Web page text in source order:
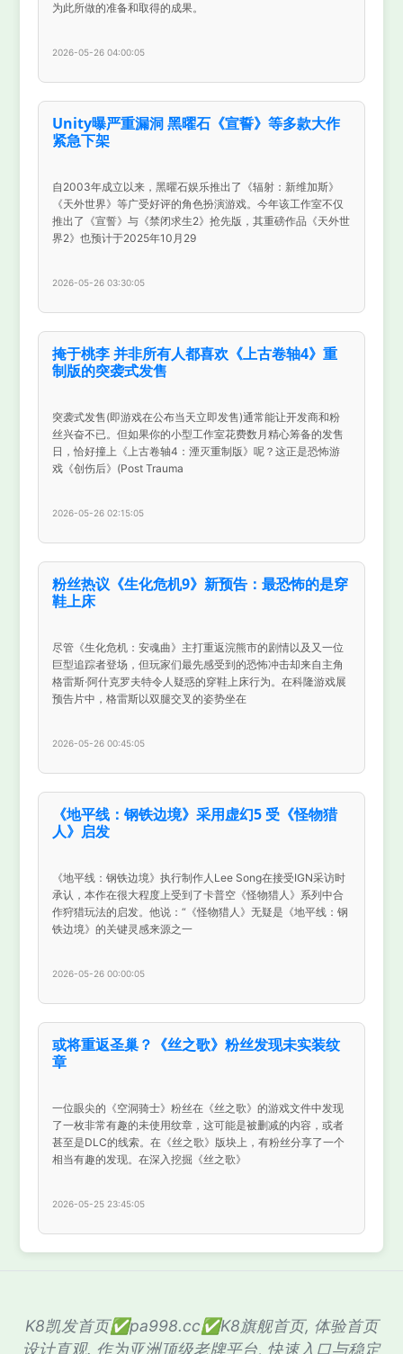
为此所做的准备和取得的成果。
2026-05-26 04:00:05
Unity曝严重漏洞 黑曜石《宣誓》等多款大作
紧急下架
自2003年成立以来，黑曜石娱乐推出了《辐射：新维加斯》
《天外世界》等广受好评的角色扮演游戏。今年该工作室不仅
推出了《宣誓》与《禁闭求生2》抢先版，其重磅作品《天外世
界2》也预计于2025年10月29
2026-05-26 03:30:05
掩于桃李 并非所有人都喜欢《上古卷轴4》重
制版的突袭式发售
突袭式发售(即游戏在公布当天立即发售)通常能让开发商和粉
丝兴奋不已。但如果你的小型工作室花费数月精心筹备的发售
日，恰好撞上《上古卷轴4：湮灭重制版》呢？这正是恐怖游
戏《创伤后》(Post Trauma
2026-05-26 02:15:05
粉丝热议《生化危机9》新预告：最恐怖的是穿
鞋上床
尽管《生化危机：安魂曲》主打重返浣熊市的剧情以及又一位
巨型追踪者登场，但玩家们最先感受到的恐怖冲击却来自主角
格雷斯·阿什克罗夫特令人疑惑的穿鞋上床行为。在科隆游戏展
预告片中，格雷斯以双腿交叉的姿势坐在
2026-05-26 00:45:05
《地平线：钢铁边境》采用虚幻5 受《怪物猎
人》启发
《地平线：钢铁边境》执行制作人Lee Song在接受IGN采访时
承认，本作在很大程度上受到了卡普空《怪物猎人》系列中合
作狩猎玩法的启发。他说：“《怪物猎人》无疑是《地平线：钢
铁边境》的关键灵感来源之一
2026-05-26 00:00:05
或将重返圣巢？《丝之歌》粉丝发现未实装纹
章
一位眼尖的《空洞骑士》粉丝在《丝之歌》的游戏文件中发现
了一枚非常有趣的未使用纹章，这可能是被删减的内容，或者
甚至是DLC的线索。在《丝之歌》版块上，有粉丝分享了一个
相当有趣的发现。在深入挖掘《丝之歌》
2026-05-25 23:45:05
K8凯发首页✅pa998.cc✅K8旗舰首页, 体验首页
设计直观. 作为亚洲顶级老牌平台, 快速入口与稳定